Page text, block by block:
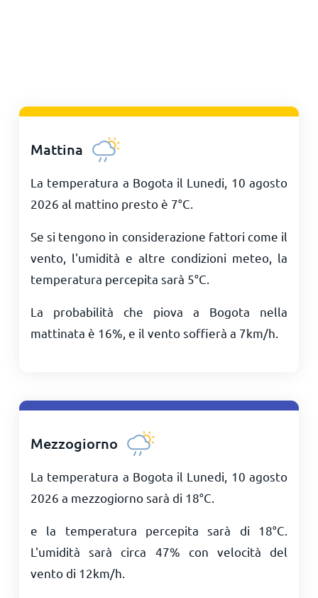
Mattina
La temperatura a Bogota il Lunedi, 10 agosto
2026 al mattino presto è 7°C
Se si tengono in considerazione fattori come il
vento, l'umidità e altre condizioni meteo, la
temperatura percepita sarà 5°C
La probabilità che piova a Bogota nella
mattinata è 16%, e il vento soffierà a 7km/h
Mezzogiorno
La temperatura a Bogota il Lunedi, 10 agosto
2026 a mezzogiorno sarà di 18°C
e la temperatura percepita sarà di 18°C
L'umidità sarà circa 47% con velocità del
vento di 12km/h